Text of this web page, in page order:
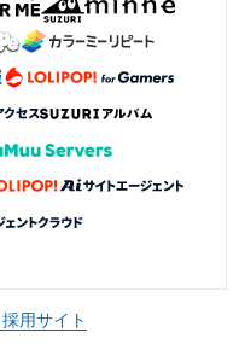
採用サイト